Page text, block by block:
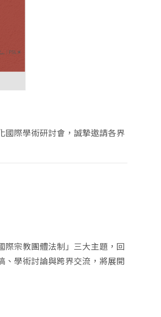
國際學術研討會，誠摯邀請各界
際宗教團體法制」三大主題，回
、學術討論與跨界交流，將展開